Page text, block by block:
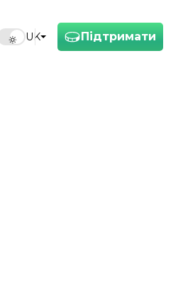
Підтримати
UK